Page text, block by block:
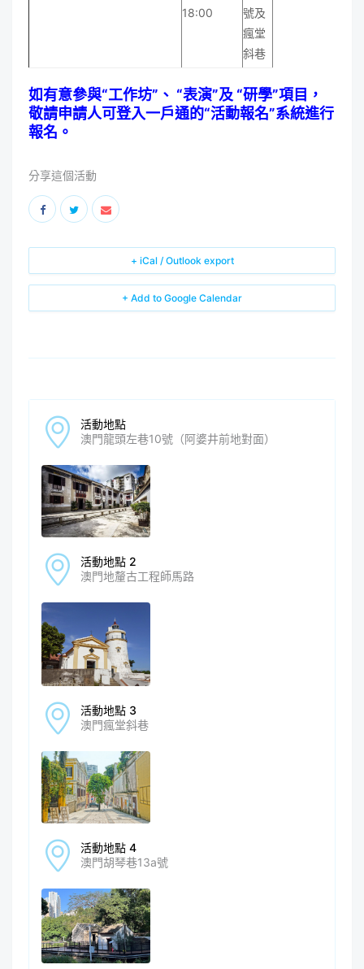
18:00
號及
瘋堂
斜巷
如有意參與“工作坊”、 “表演”及 “研學”項目，
敬請申請人可登入一戶通的“活動報名”系統進行
報名。
分享這個活動
+ Add to Google Calendar
+ iCal / Outlook export
活動地點
澳門龍頭左巷10號（阿婆井前地對面）
活動地點 2
澳門地釐古工程師馬路
活動地點 3
澳門瘋堂斜巷
活動地點 4
澳門胡琴巷13a號